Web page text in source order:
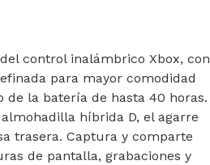
control inalámbrico Xbox, con
para mayor comodidad
la batería de hasta 40 horas.
híbrida D, el agarre
trasera. Captura y comparte
de pantalla, grabaciones y